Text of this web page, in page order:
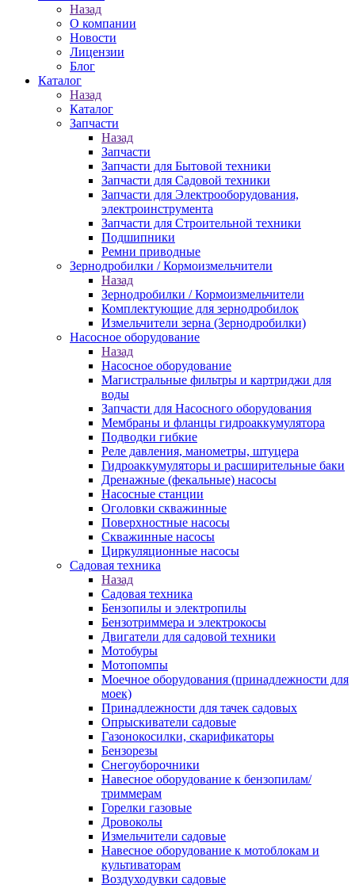
Назад
О компании
Новости
Лицензии
Блог
Каталог
Назад
Каталог
Запчасти
Назад
Запчасти
Запчасти для Бытовой техники
Запчасти для Садовой техники
Запчасти для Электрооборудования,
электроинструмента
Запчасти для Строительной техники
Подшипники
Ремни приводные
Зернодробилки / Кормоизмельчители
Назад
Зернодробилки / Кормоизмельчители
Комплектующие для зернодробилок
Измельчители зерна (Зернодробилки)
Насосное оборудование
Назад
Насосное оборудование
Магистральные фильтры и картриджи для
воды
Запчасти для Насосного оборудования
Мембраны и фланцы гидроаккумулятора
Подводки гибкие
Реле давления, манометры, штуцера
Гидроаккумуляторы и расширительные баки
Дренажные (фекальные) насосы
Насосные станции
Оголовки скважинные
Поверхностные насосы
Скважинные насосы
Циркуляционные насосы
Садовая техника
Назад
Садовая техника
Бензопилы и электропилы
Бензотриммера и электрокосы
Двигатели для садовой техники
Мотобуры
Мотопомпы
Моечное оборудования (принадлежности для
моек)
Принадлежности для тачек садовых
Опрыскиватели садовые
Газонокосилки, скарификаторы
Бензорезы
Снегоуборочники
Навесное оборудование к бензопилам/
триммерам
Горелки газовые
Дровоколы
Измельчители садовые
Навесное оборудование к мотоблокам и
культиваторам
Воздуходувки садовые